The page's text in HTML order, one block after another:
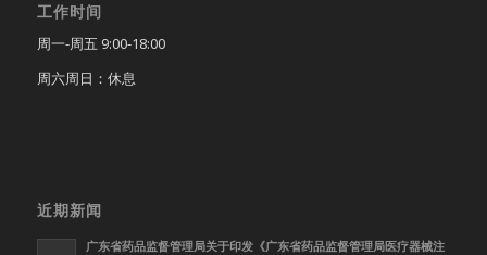
工作时间
周一-周五 9:00-18:00
周六周日：休息
近期新闻
广东省药品监督管理局关于印发《广东省药品监督管理局医疗器械注